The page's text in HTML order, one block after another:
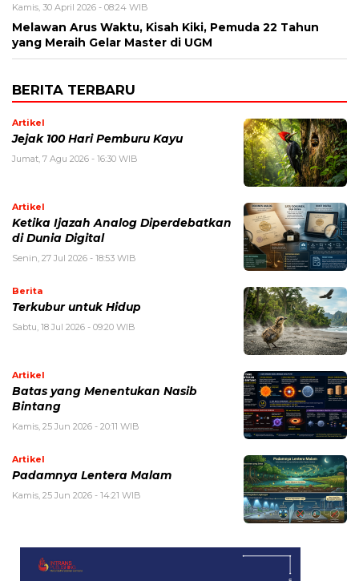
Kamis, 30 April 2026 - 08:24 WIB
Melawan Arus Waktu, Kisah Kiki, Pemuda 22 Tahun
yang Meraih Gelar Master di UGM
BERITA TERBARU
Artikel
Jejak 100 Hari Pemburu Kayu
Jumat, 7 Agu 2026 - 16:30 WIB
Artikel
Ketika Ijazah Analog Diperdebatkan
di Dunia Digital
Senin, 27 Jul 2026 - 18:53 WIB
Berita
Terkubur untuk Hidup
Sabtu, 18 Jul 2026 - 09:20 WIB
Artikel
Batas yang Menentukan Nasib
Bintang
Kamis, 25 Jun 2026 - 20:11 WIB
Artikel
Padamnya Lentera Malam
Kamis, 25 Jun 2026 - 14:21 WIB